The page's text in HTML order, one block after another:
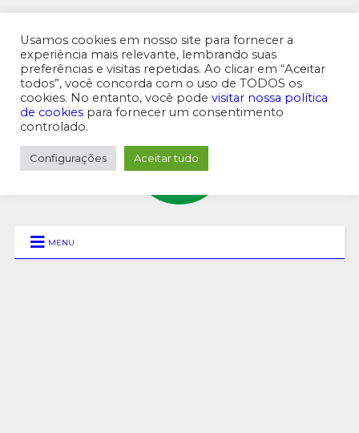
MENU SUPERIOR
MENU
Usamos cookies em nosso site para fornecer a
experiência mais relevante, lembrando suas
preferências e visitas repetidas. Ao clicar em “Aceitar
todos”, você concorda com o uso de TODOS os
cookies. No entanto, você pode visitar nossa política
de cookies para fornecer um consentimento
controlado.
Configurações Aceitar tudo